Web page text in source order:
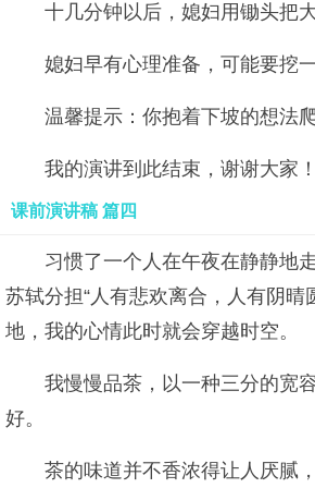
十几分钟以后，媳妇用锄头把
媳妇早有心理准备，可能要挖
温馨提示：你抱着下坡的想法
我的演讲到此结束，谢谢大家！
课前演讲稿 篇四
习惯了一个人在午夜在静静地
苏轼分担“人有悲欢离合，人有阴
地，我的心情此时就会穿越时空。
我慢慢品茶，以一种三分的宽
好。
茶的味道并不香浓得让人厌腻